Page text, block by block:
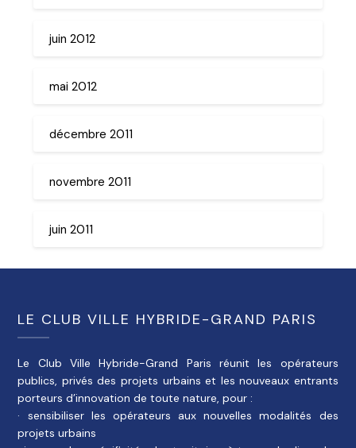
juin 2012
mai 2012
décembre 2011
novembre 2011
juin 2011
LE CLUB VILLE HYBRIDE-GRAND PARIS
Le Club Ville Hybride-Grand Paris réunit les opérateurs
publics, privés des projets urbains et les nouveaux entrants
porteurs d’innovation de toute nature, pour :
· sensibiliser les opérateurs aux nouvelles modalités des
projets urbains